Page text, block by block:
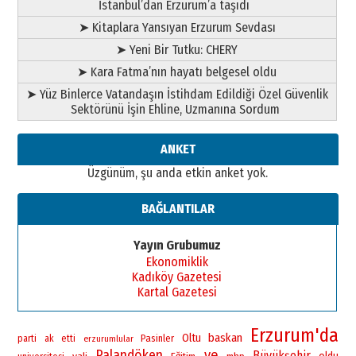
İstanbul’dan Erzurum’a taşıdı
➤ Kitaplara Yansıyan Erzurum Sevdası
➤ Yeni Bir Tutku: CHERY
➤ Kara Fatma’nın hayatı belgesel oldu
➤ Yüz Binlerce Vatandaşın İstihdam Edildiği Özel Güvenlik
Sektörünü İşin Ehline, Uzmanına Sordum
ANKET
Üzgünüm, şu anda etkin anket yok.
BAĞLANTILAR
Yayın Grubumuz
Ekonomiklik
Kadıköy Gazetesi
Kartal Gazetesi
parti ak etti erzurumlular Pasinler Oltu baskan Erzurum'da